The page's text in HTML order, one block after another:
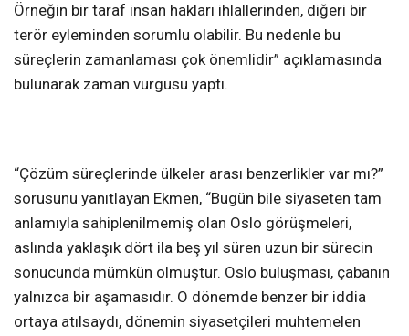
Örneğin bir taraf insan hakları ihlallerinden, diğeri bir
terör eyleminden sorumlu olabilir. Bu nedenle bu
süreçlerin zamanlaması çok önemlidir” açıklamasında
bulunarak zaman vurgusu yaptı.
“Çözüm süreçlerinde ülkeler arası benzerlikler var mı?”
sorusunu yanıtlayan Ekmen, “Bugün bile siyaseten tam
anlamıyla sahiplenilmemiş olan Oslo görüşmeleri,
aslında yaklaşık dört ila beş yıl süren uzun bir sürecin
sonucunda mümkün olmuştur. Oslo buluşması, çabanın
yalnızca bir aşamasıdır. O dönemde benzer bir iddia
ortaya atılsaydı, dönemin siyasetçileri muhtemelen